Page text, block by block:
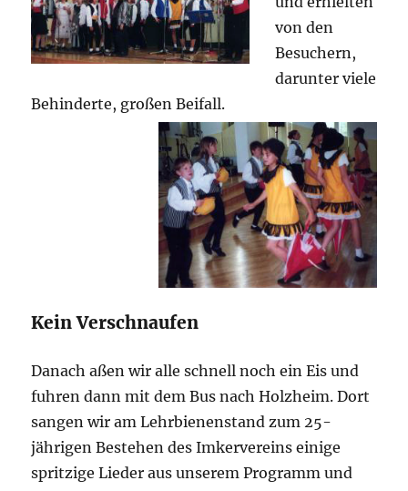
von den
Besuchern,
darunter viele
Behinderte, großen Beifall.
Kein Verschnaufen
Danach aßen wir alle schnell noch ein Eis und
fuhren dann mit dem Bus nach Holzheim. Dort
sangen wir am Lehrbienenstand zum 25-
jährigen Bestehen des Imkervereins einige
spritzige Lieder aus unserem Programm und